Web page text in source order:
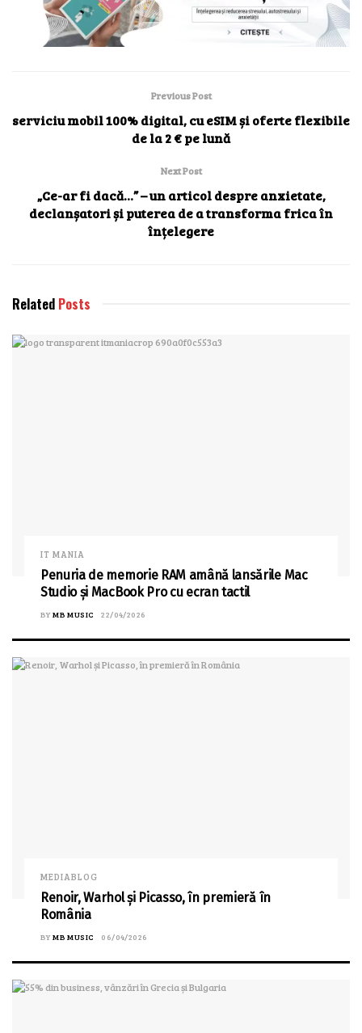
Previous Post
serviciu mobil 100% digital, cu eSIM și oferte flexibile
de la 2 € pe lună
Next Post
„Ce-ar fi dacă…” – un articol despre anxietate,
declanșatori și puterea de a transforma frica în
înțelegere
Related Posts
IT MANIA
Penuria de memorie RAM amână lansările Mac
Studio și MacBook Pro cu ecran tactil
BY MB MUSIC 22/04/2026
MEDIABLOG
Renoir, Warhol și Picasso, în premieră în
România
BY MB MUSIC 06/04/2026